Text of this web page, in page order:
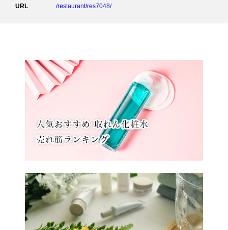
URL
/restaurant/res7048/